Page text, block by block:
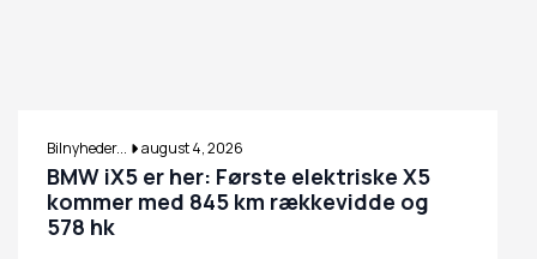
Bilnyheder... august 4, 2026
BMW iX5 er her: Første elektriske X5
kommer med 845 km rækkevidde og
578 hk